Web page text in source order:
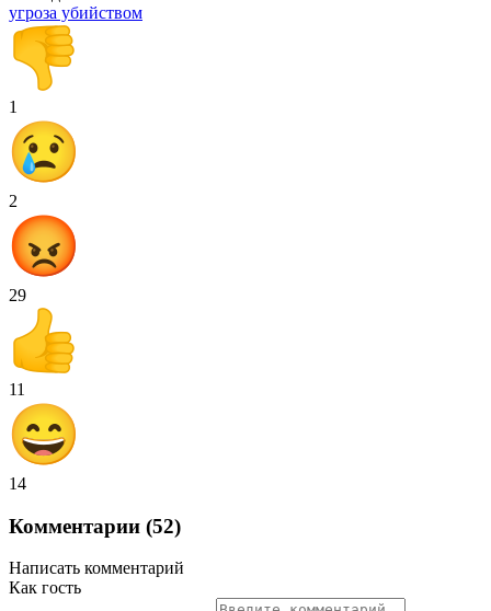
угроза убийством
1
2
29
11
14
Комментарии (52)
Написать комментарий
Как гость